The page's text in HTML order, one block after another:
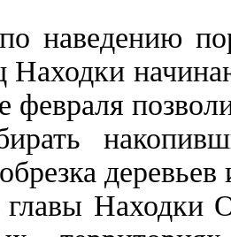
наведению
Находки
февраля
Находки